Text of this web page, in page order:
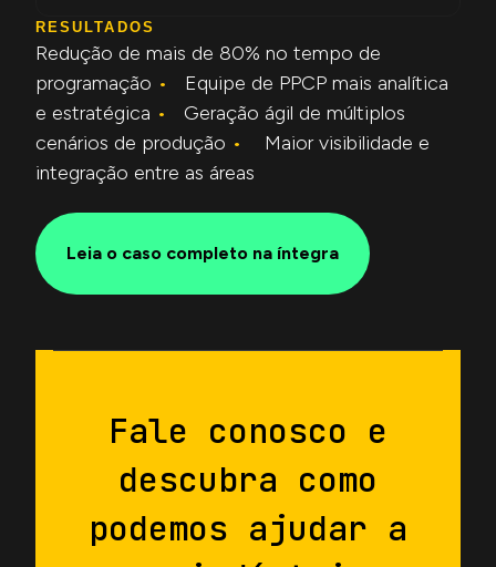
RESULTADOS
Redução de mais de 80% no tempo de
programação • Equipe de PPCP mais analítica
e estratégica • Geração ágil de múltiplos
cenários de produção •
Maior visibilidade e
integração entre as áreas
Leia o caso completo na íntegra
Fale conosco e
descubra como
podemos ajudar a